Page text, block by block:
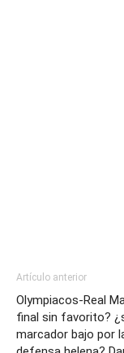
Artículo anterior
Olympiacos-Real
final sin favorito?
marcador bajo por